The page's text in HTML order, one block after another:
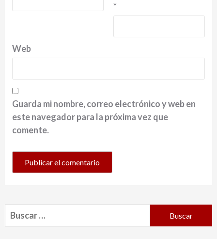
*
Web
Guarda mi nombre, correo electrónico y web en
este navegador para la próxima vez que
comente.
Buscar: